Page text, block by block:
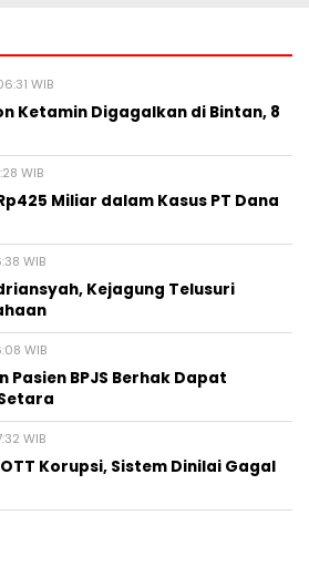
WIB
Ketamin Digagalkan di Bintan, 8
WIB
Miliar dalam Kasus PT Dana
WIB
Kejagung Telusuri
WIB
Pasien BPJS Berhak Dapat
WIB
Korupsi, Sistem Dinilai Gagal